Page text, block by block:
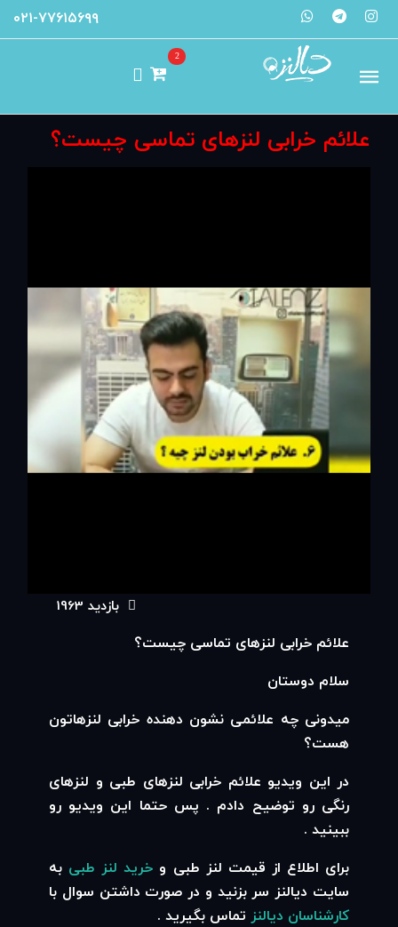
۰۲۱-۷۷۶۱۵۶۹۹
2
علائم خرابی لنزهای تماسی چیست؟
00:00
00:23
بازدید 1963
علائم خرابی لنزهای تماسی چیست؟
سلام دوستان
میدونی چه علائمی نشون دهنده خرابی لنزهاتون
هست؟
در این ویدیو علائم خرابی لنزهای طبی و لنزهای
رنگی رو توضیح دادم . پس حتما این ویدیو رو
ببینید .
برای اطلاع از قیمت لنز طبی و خرید لنز طبی به
سایت دیالنز سر بزنید و در صورت داشتن سوال با
کارشناسان دیالنز تماس بگیرید .